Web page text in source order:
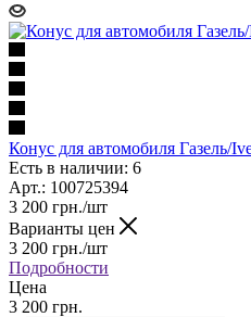
Конус для автомобиля Газель/
Есть в наличии: 6
Арт.: 100725394
3 200 грн./шт
Варианты цен
3 200 грн./шт
Подробности
Цена
3 200 грн.